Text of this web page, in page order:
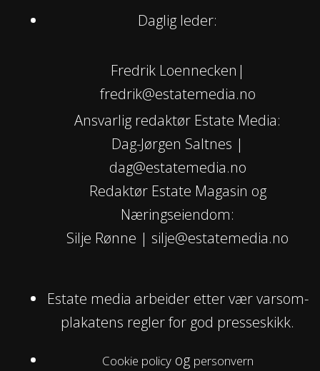
Daglig leder:
Fredrik Loennecken|
fredrik@estatemedia.no
Ansvarlig redaktør Estate Media:
Dag-Jørgen Saltnes |
dag@estatemedia.no
Redaktør Estate Magasin og
Næringseiendom:
Silje Rønne | silje@estatemedia.no
Estate media arbeider etter vær varsom-
plakatens regler for god presseskikk.
Cookie policyog personvern